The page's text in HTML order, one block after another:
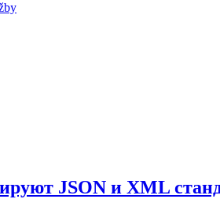
JSON и XML